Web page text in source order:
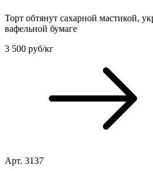
Торт обтянут сахарной мастикой,
вафельной бумаге
3 500 руб/кг
Арт. 3137